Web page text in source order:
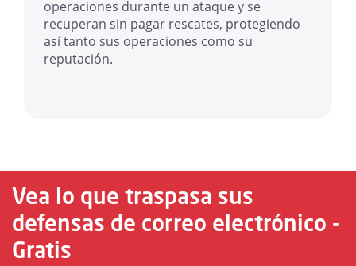
operaciones durante un ataque y se
recuperan sin pagar rescates, protegiendo
así tanto sus operaciones como su
reputación.
Vea lo que traspasa sus
defensas de correo electrónico -
Gratis